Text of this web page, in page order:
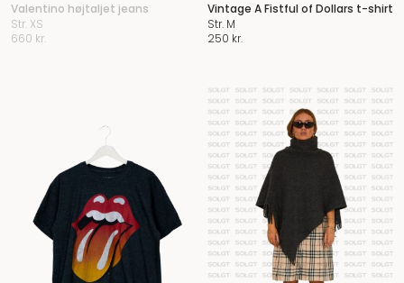
Valentino højtaljet jeans
Str. XS
660 kr.
Vintage A Fistful of Dollars t-shirt
Str. M
250 kr.